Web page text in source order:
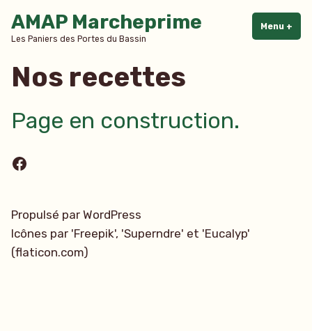
au
contenu
AMAP Marcheprime
Les Paniers des Portes du Bassin
Menu +
Nos recettes
Page en construction.
Facebook
Propulsé par WordPress
Icônes par 'Freepik', 'Superndre' et 'Eucalyp'
(flaticon.com)